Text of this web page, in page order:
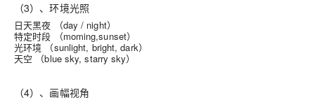
（3）、环境光照
日天黑夜 （day / night）
特定时段 （moming,sunset）
光环境 （sunlight, bright, dark）
天空 （blue sky, starry sky）
（4）、画幅视角